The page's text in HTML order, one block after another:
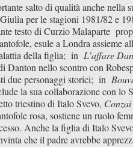
salto di qualità anche nella
per le stagioni 1981/82 e
testo di Curzio Malaparte
esule a Londra assieme
della figlia; in L’affare
Danton nello scontro con
due personaggi storici; in
la sua collaborazione con lo
triestino di Italo Svevo,
rosa, sostiene un ruolo
Anche la figlia di Italo
che il padre avrebbe